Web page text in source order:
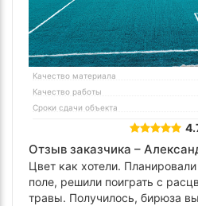
Качество материала
Качество работы
Сроки сдачи объекта
Отзыв заказчика –
Цвет как хотели.
поле, решили поиграть с
травы. Получилось, бирюза